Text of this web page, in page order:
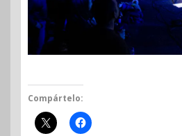
Compártelo: